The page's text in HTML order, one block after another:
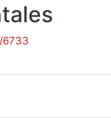
6733